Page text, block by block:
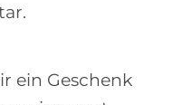
ein Geschenk